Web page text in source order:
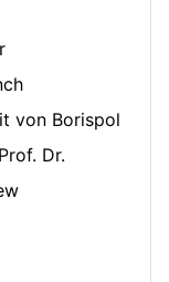
von Borispol
Dr.